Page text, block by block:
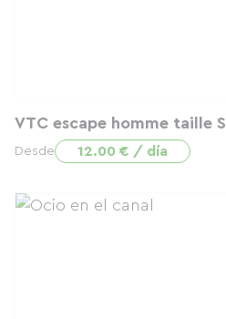
VTC escape homme taille S
Desde 12.00 € / día